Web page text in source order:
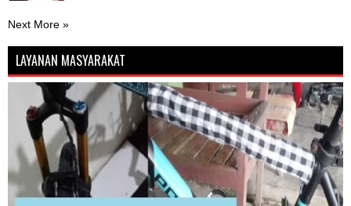
Next More »
LAYANAN MASYARAKAT